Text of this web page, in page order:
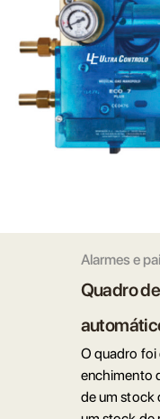
Alarmes e
Quadro
O quadro foi
enchimento
de um stock